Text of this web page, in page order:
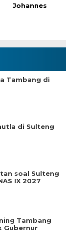
Johannes
Tambang di
di Sulteng
soal Sulteng
IX 2027
Tambang
Gubernur